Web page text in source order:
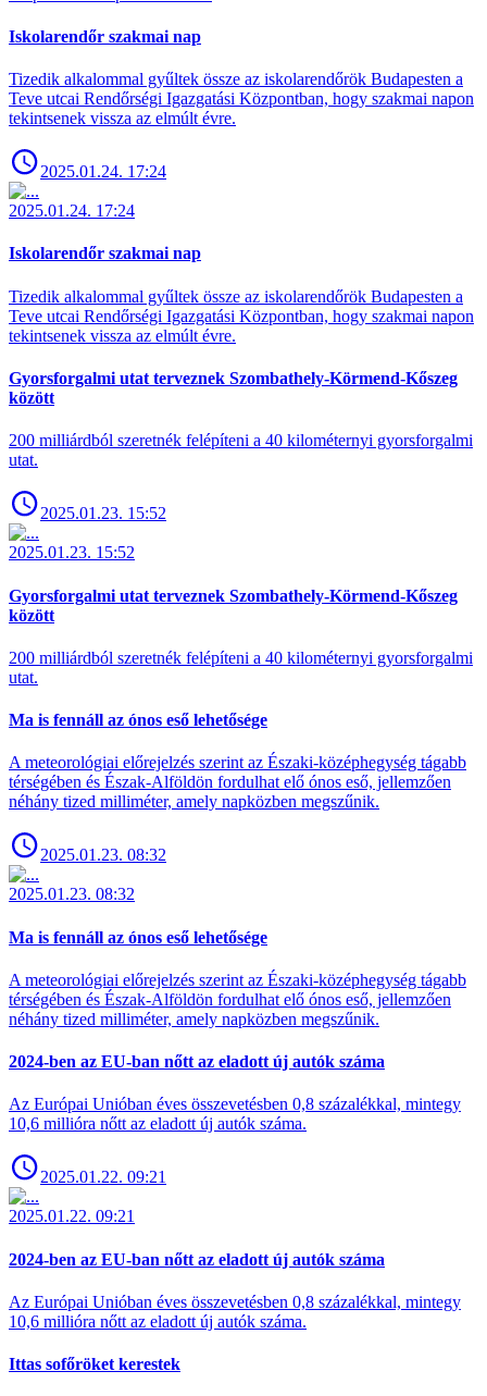
Iskolarendőr szakmai nap
Tizedik alkalommal gyűltek össze az iskolarendőrök Budapesten a
Teve utcai Rendőrségi Igazgatási Központban, hogy szakmai napon
tekintsenek vissza az elmúlt évre.
2025.01.24. 17:24
2025.01.24. 17:24
Iskolarendőr szakmai nap
Tizedik alkalommal gyűltek össze az iskolarendőrök Budapesten a
Teve utcai Rendőrségi Igazgatási Központban, hogy szakmai napon
tekintsenek vissza az elmúlt évre.
Gyorsforgalmi utat terveznek Szombathely-Körmend-Kőszeg
között
200 milliárdból szeretnék felépíteni a 40 kilométernyi gyorsforgalmi
utat.
2025.01.23. 15:52
2025.01.23. 15:52
Gyorsforgalmi utat terveznek Szombathely-Körmend-Kőszeg
között
200 milliárdból szeretnék felépíteni a 40 kilométernyi gyorsforgalmi
utat.
Ma is fennáll az ónos eső lehetősége
A meteorológiai előrejelzés szerint az Északi-középhegység tágabb
térségében és Észak-Alföldön fordulhat elő ónos eső, jellemzően
néhány tized milliméter, amely napközben megszűnik.
2025.01.23. 08:32
2025.01.23. 08:32
Ma is fennáll az ónos eső lehetősége
A meteorológiai előrejelzés szerint az Északi-középhegység tágabb
térségében és Észak-Alföldön fordulhat elő ónos eső, jellemzően
néhány tized milliméter, amely napközben megszűnik.
2024-ben az EU-ban nőtt az eladott új autók száma
Az Európai Unióban éves összevetésben 0,8 százalékkal, mintegy
10,6 millióra nőtt az eladott új autók száma.
2025.01.22. 09:21
2025.01.22. 09:21
2024-ben az EU-ban nőtt az eladott új autók száma
Az Európai Unióban éves összevetésben 0,8 százalékkal, mintegy
10,6 millióra nőtt az eladott új autók száma.
Ittas sofőröket kerestek